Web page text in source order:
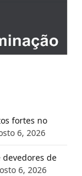
fortes no
6, 2026
devedores de
6, 2026